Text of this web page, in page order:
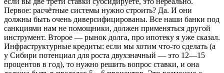
Первое: расчётные системы нужно строить? Да. И они
должны быть очень диверсифицированы. Все наши банки под
санкциями нам не помощники, должен применяться другой
инструмент. Второе — рынок долга, про ипотеку я уже сказал.
Инфраструктурные кредиты: если мы хотим что-то сделать (а
у Сибири потенциал для роста двухзначный — это 12—15
процентов в год), то нужно решить вопрос ставки, и она